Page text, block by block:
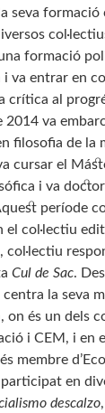
seva formació
formació
i va entrar en
crítica al
va
filosofia de la
cursar el
i va
període
el col·lectiu
col·lectiu
Cul de Sac.
la seva
on és un dels
i CEM, i en
membre
en
descalzo